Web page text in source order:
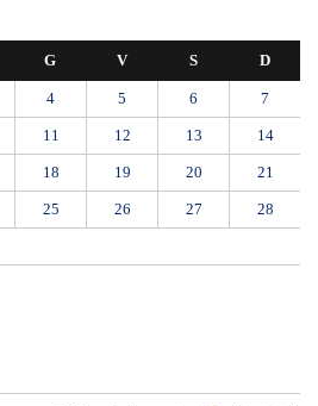
da Asp, la denuncia ai Carabinieri di
di interrompere la terapia»
DALLE BARACCHE 5.600 MQ:
AL VIALE GAZZI. SODDISFAZIONE
elettricista di 40 anni muore folgorato
FINALMENTE FUORI DALLE